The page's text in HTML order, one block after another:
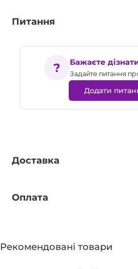
Питання
Бажаєте
Задайте питання
Додати
Доставка
Оплата
Рекомендовані товари